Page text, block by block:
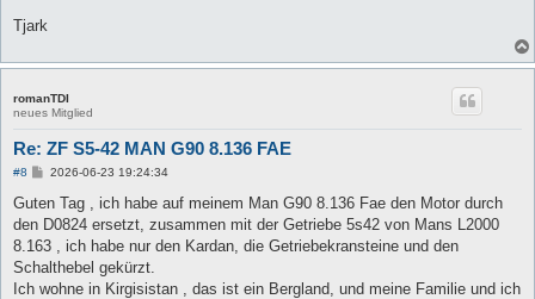
Tjark
romanTDI
neues Mitglied
Re: ZF S5-42 MAN G90 8.136 FAE
#8
B
i
r
a
2026-06-23 19:24:34
Guten Tag , ich habe auf meinem Man G90 8.136 Fae den Motor durch
den D0824 ersetzt, zusammen mit der Getriebe 5s42 von Mans L2000
8.163 , ich habe nur den Kardan, die Getriebekransteine und den
Schalthebel gekürzt.
Ich wohne in Kirgisistan , das ist ein Bergland, und meine Familie und ich